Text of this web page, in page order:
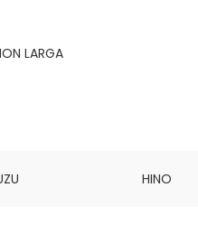
LARGA
HINO